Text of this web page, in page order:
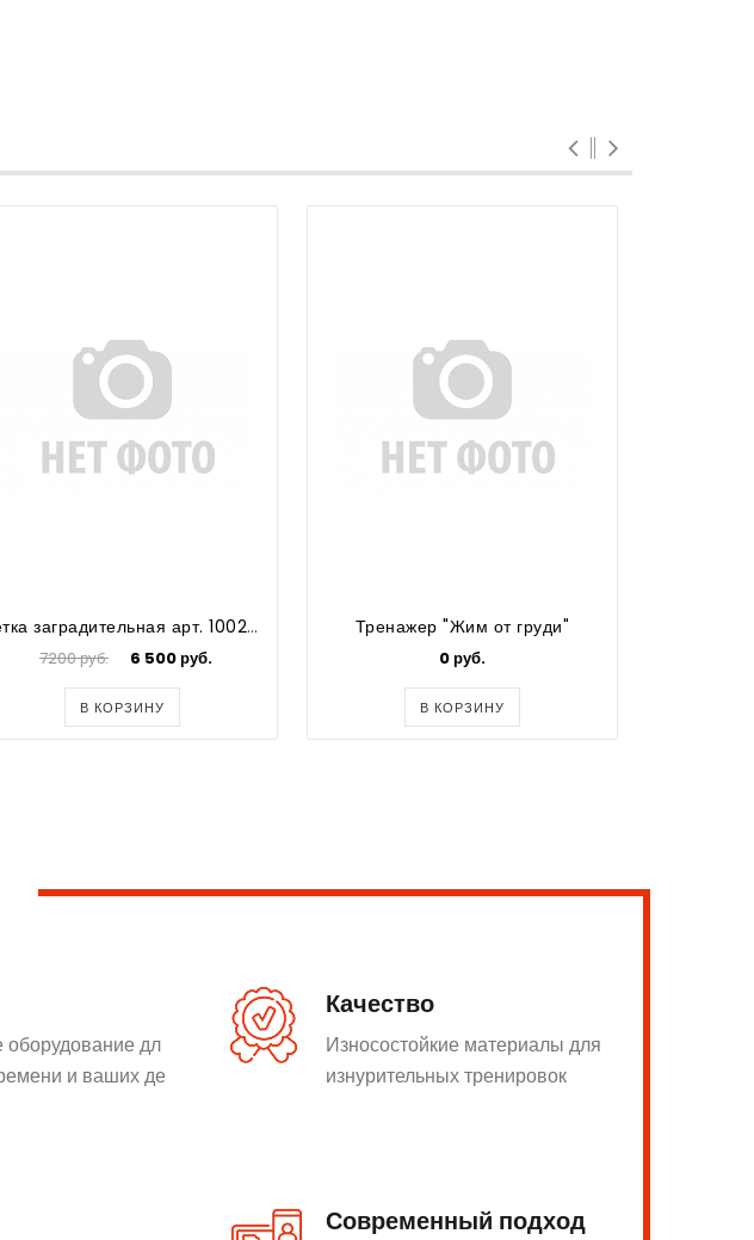
Сетка заградительная арт. 10026 (24*3) - 1 шт, цвет - белый
7200 руб. 6 500 руб.
В КОРЗИНУ
Тренажер "Жим от груди"
0 руб.
В КОРЗИНУ
дл
и ваших де
Качество
Износостойкие материалы для
изнурительных тренировок
Современный подход